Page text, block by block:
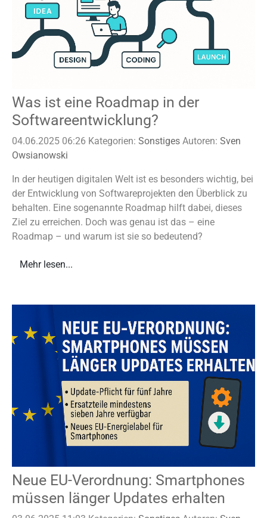
Was ist eine Roadmap in der
Softwareentwicklung?
04.06.2025 06:26 Kategorien: Sonstiges Autoren: Sven
Owsianowski
In der heutigen digitalen Welt ist es besonders wichtig, bei
der Entwicklung von Softwareprojekten den Überblick zu
behalten. Eine sogenannte Roadmap hilft dabei, dieses
Ziel zu erreichen. Doch was genau ist das – eine
Roadmap – und warum ist sie so bedeutend?
Mehr lesen...
Neue EU-Verordnung: Smartphones
müssen länger Updates erhalten